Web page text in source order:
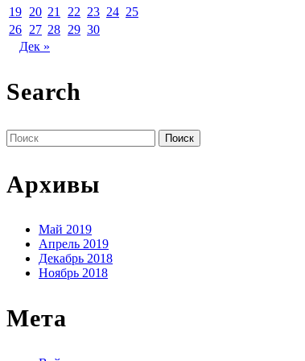
19 20 21 22 23 24 25
26 27 28 29 30
Дек »
Search
Поиск
по:
Архивы
Май 2019
Апрель 2019
Декабрь 2018
Ноябрь 2018
Мета